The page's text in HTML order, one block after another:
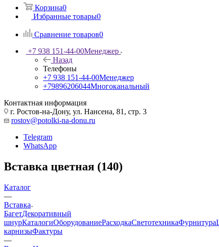
Корзина0
Избранные товары0
Сравнение товаров0
+7 938 151-44-00Менеджер
Назад
Телефоны
+7 938 151-44-00Менеджер
+79896206044Многоканальный
Контактная информация
г. Ростов-на-Дону, ул. Нансена, 81, стр. 3
rostov@potolki-na-donu.ru
Telegram
WhatsApp
Вставка цветная (140)
Каталог
—
Вставка
БагетДекоративный
шнурКаталогиОборудованиеРасходкаСветотехникаФурнитура
карнизыФактуры
—